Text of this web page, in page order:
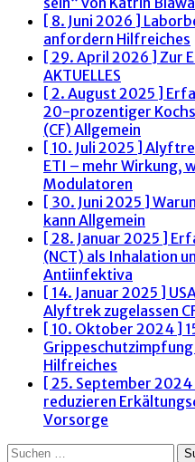
[ 8. Juni 2026 ]
anfordern Hilfreiches
[ 29. April 2026 ] Zur
AKTUELLES
[ 2. August 2025 ]
20-prozentiger
(CF) Allgemein
[ 10. Juli 2025 ]
ETI – mehr Wirkung,
Modulatoren
[ 30. Juni 2025 ]
kann Allgemein
[ 28. Januar 2025 ]
(NCT) als Inhalation
Antiinfektiva
[ 14. Januar 2025 ]
Alyftrek zugelassen
[ 10. Oktober 2024 ]
Hilfreiches
[ 25. September 2024
reduzieren
Vorsorge
Suchen